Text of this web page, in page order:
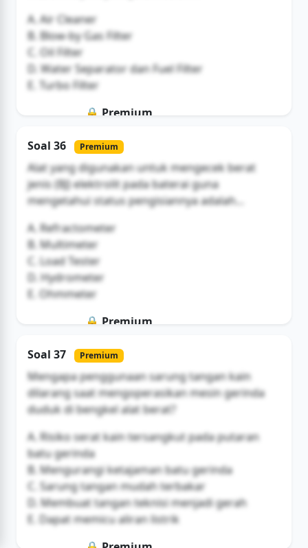
A. Air Cleaner
B. Blow-by Gas Filter
C. Oil Filter
D. Water Separator dan Fuel Filter
E. Turbo Filter
🔒 Premium
Buka Akses
Soal 36 Premium
Alat yang digunakan untuk mengecek berat
jenis (BJ) elektrolit pada baterai guna
mengetahui status pengisiannya adalah...
A. Refractometer
B. Multimeter
C. Load Tester
D. Hydrometer
E. Ohmmeter
🔒 Premium
Buka Akses
Soal 37 Premium
Mengapa penggunaan sarung tangan kain
dilarang saat mengoperasikan mesin gerinda
duduk di bengkel alat berat?
A. Risiko serat kain tersangkut pada putaran
batu gerinda
B. Mengurangi ketajaman batu gerinda
C. Sarung tangan mudah terbakar
D. Membuat tangan teknisi menjadi gerah
E. Dapat memicu aliran listrik